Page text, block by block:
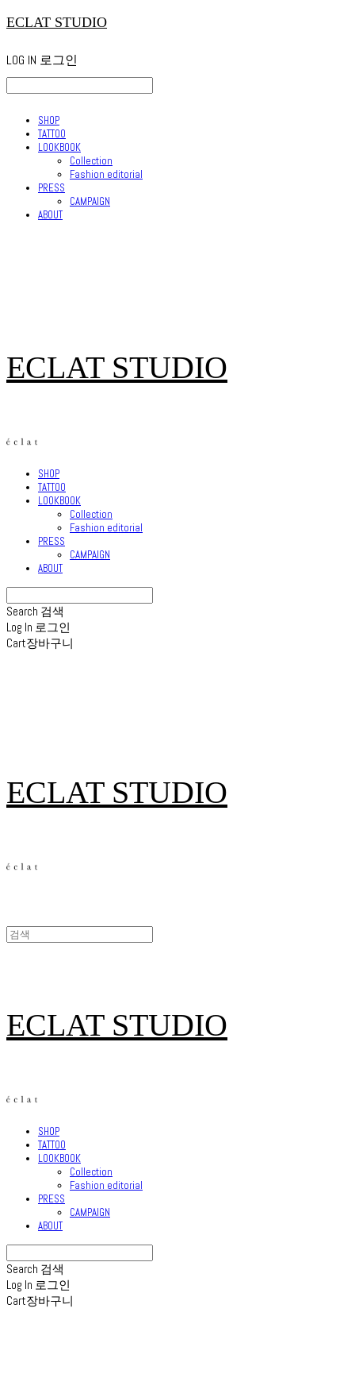
ECLAT STUDIO
LOG IN 로그인
SHOP
TATTOO
LOOKBOOK
Collection
Fashion editorial
PRESS
CAMPAIGN
ABOUT
ECLAT STUDIO
SHOP
TATTOO
LOOKBOOK
Collection
Fashion editorial
PRESS
CAMPAIGN
ABOUT
Search 검색
Log In 로그인
Cart장바구니
ECLAT STUDIO
ECLAT STUDIO
SHOP
TATTOO
LOOKBOOK
Collection
Fashion editorial
PRESS
CAMPAIGN
ABOUT
Search 검색
Log In 로그인
Cart장바구니